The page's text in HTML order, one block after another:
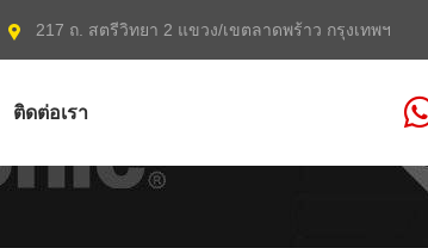
217 ถ. สตรีวิทยา 2 แขวง/เขตลาดพร้าว กรุงเทพฯ
ติดต่อเรา